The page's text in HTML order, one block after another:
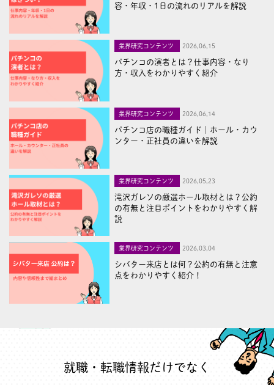
容・年収・1日の流れのリアルを解説
業界研究コンテンツ 2026,06,15
パチンコの演者とは？仕事内容・なり
方・収入をわかりやすく紹介
業界研究コンテンツ 2026,06,14
パチンコ店の職種ガイド｜ホール・カウ
ンター・正社員の違いを解説
業界研究コンテンツ 2026,05,23
滝沢ガレソの厳選ホール取材とは？公約
の有無と注目ポイントをわかりやすく解
説
業界研究コンテンツ 2026,03,04
シバター来店とは何？公約の有無と注意
点をわかりやすく紹介！
就職・転職情報だけでなく